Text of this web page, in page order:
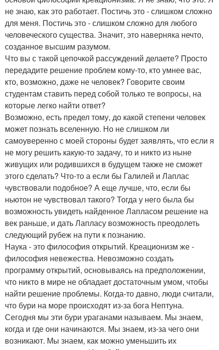
не знаю, как это работает. Постичь это - слишком сложно
для меня. Постичь это - слишком сложно для любого
человеческого существа. Значит, это наверняка нечто,
созданное высшим разумом.
Что вы с такой цепочкой рассуждений делаете? Просто
передадите решение проблем кому-то, кто умнее вас,
кто, возможно, даже не человек? Говорите своим
студентам ставить перед собой только те вопросы, на
которые легко найти ответ?
Возможно, есть предел тому, до какой степени человек
может познать вселенную. Но не слишком ли
самоуверенно с моей стороны будет заявлять, что если я
не могу решить какую-то задачу, то и никто из ныне
живущих или родившихся в будущем также не сможет
этого сделать? Что-то а если бы Галилей и Лаплас
чувствовали подобное? А еще лучше, что, если бы
ньютон не чувствовал такого? Тогда у него была бы
возможность увидеть найденное Лапласом решение на
век раньше, и дать Лапласу возможность преодолеть
следующий рубеж на пути к познанию.
Наука - это философия открытий. Креационизм же -
философия невежества. Невозможно создать
программу открытий, основываясь на предположении,
что никто в мире не обладает достаточным умом, чтобы
найти решение проблемы. Когда-то давно, люди считали,
что бури на море происходят из-за бога Нептуна.
Сегодня мы эти бури ураганами называем. Мы знаем,
когда и где они начинаются. Мы знаем, из-за чего они
возникают. Мы знаем, как можно уменьшить их